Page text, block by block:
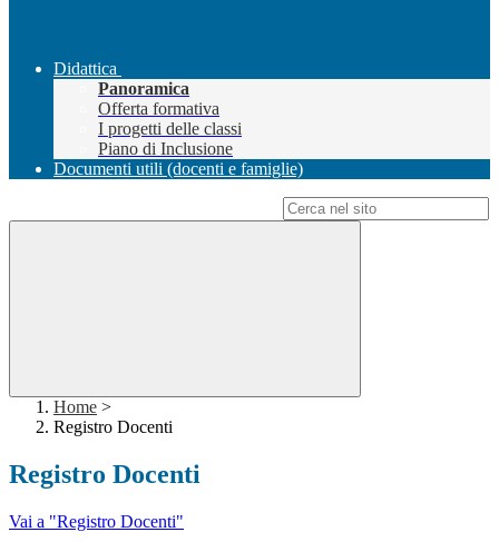
Didattica
Panoramica
Offerta formativa
I progetti delle classi
Piano di Inclusione
Documenti utili (docenti e famiglie)
Home >
Registro Docenti
Registro Docenti
Vai a "Registro Docenti"